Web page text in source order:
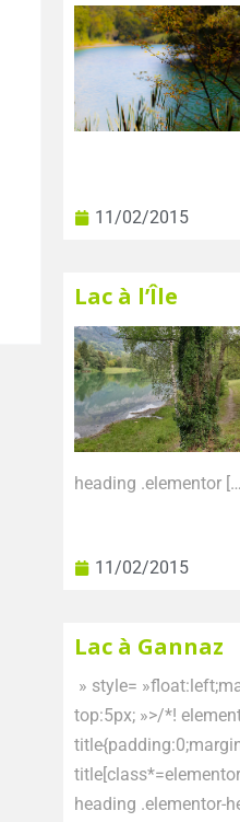
11/02/2015
Lac à l’Île
heading .elementor
11/02/2015
Lac à Gannaz
» style=
top:5px; »>/*!
heading .elementor-